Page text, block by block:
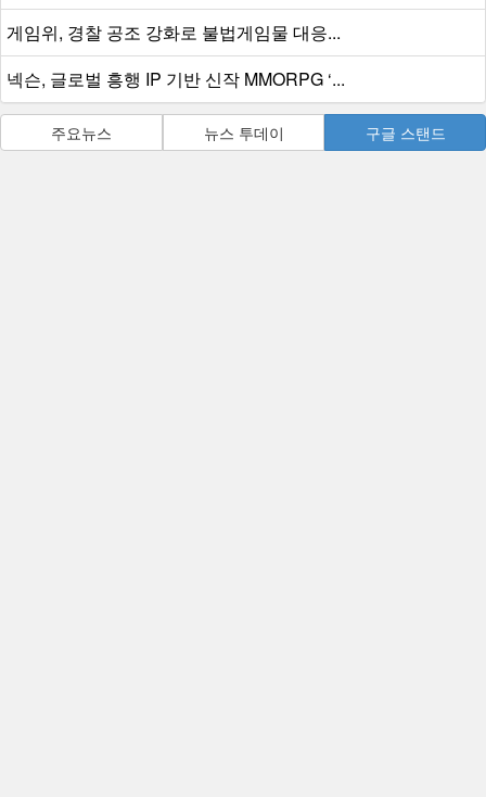
게임위, 경찰 공조 강화로 불법게임물 대응...
넥슨, 글로벌 흥행 IP 기반 신작 MMORPG ‘...
주요뉴스 뉴스 투데이 구글 스탠드